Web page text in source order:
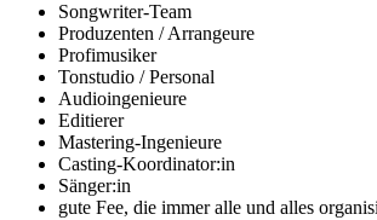
Song­wri­ter-Team
Pro­du­zen­ten / Arrangeure
Pro­fi­mu­si­ker
Ton­stu­dio / Personal
Audio­in­ge­nieu­re
Edi­tie­rer
Mas­te­ring-Inge­nieu­re
Casting-Koordinator:in
Sänger:in
gute Fee, die immer alle und alles